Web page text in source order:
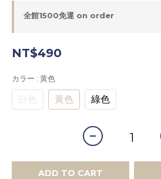
全館1500免運 on order
NT$490
カラー : 黃色
白色 黃色 綠色
ADD TO CART